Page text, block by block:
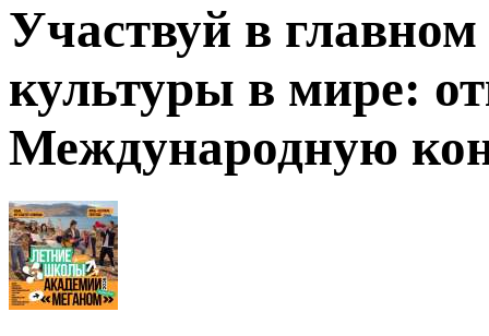
Участвуй в
культуры в мире:
Международную